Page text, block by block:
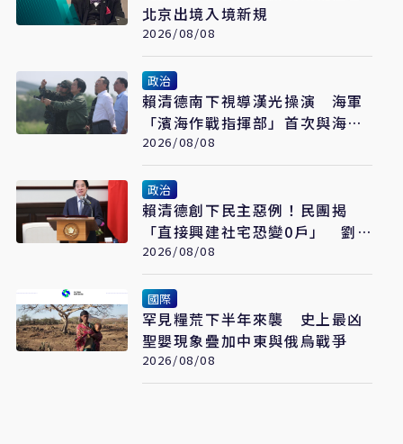
北京出境入境新規
2026/08/08
政治
賴清德南下視導漢光操演 海軍
「濱海作戰指揮部」首次與海巡
聯合操演
2026/08/08
政治
賴清德創下民主惡例！民團揭
「直接興建社宅恐變0戶」 劉
世芳駁：以偏概全
2026/08/08
國際
罕見糧荒下半年來襲 史上最凶
聖嬰現象疊加中東與俄烏戰爭
2026/08/08